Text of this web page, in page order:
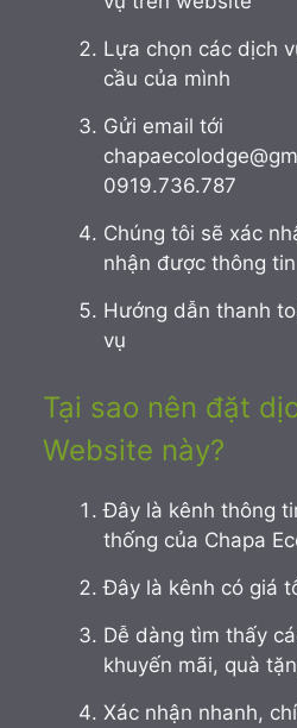
Lựa chọn các dịch
cầu của mình
Gửi email tới
0919.736.787
Chúng tôi sẽ xác
nhận được thông tin
Hướng dẫn thanh
vụ
Tại sao nên đặt
Website này?
Đây là kênh thông
thống của Chapa
Đây là kênh có giá
Dễ dàng tìm thấy
khuyến mãi, quà
Xác nhận nhanh,